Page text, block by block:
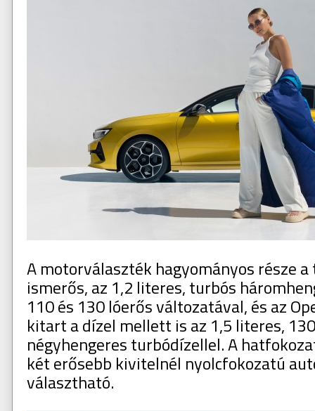
A motorválaszték hagyományos része
ismerős, az 1,2 literes, turbós
110 és 130 lóerős változatával, és az
kitart a dízel mellett is az 1,5 literes,
négyhengeres turbódízellel. A
két erősebb kivitelnél nyolcfokozatú
választható.